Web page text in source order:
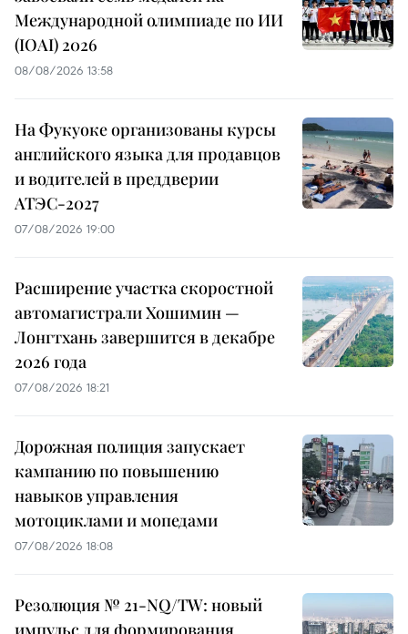
Международной олимпиаде по ИИ
(IOAI) 2026
08/08/2026 13:58
На Фукуоке организованы курсы
английского языка для продавцов
и водителей в преддверии
АТЭС-2027
07/08/2026 19:00
Расширение участка скоростной
автомагистрали Хошимин —
Лонгтхань завершится в декабре
2026 года
07/08/2026 18:21
Дорожная полиция запускает
кампанию по повышению
навыков управления
мотоциклами и мопедами
07/08/2026 18:08
Резолюция № 21-NQ/TW: новый
импульс для формирования